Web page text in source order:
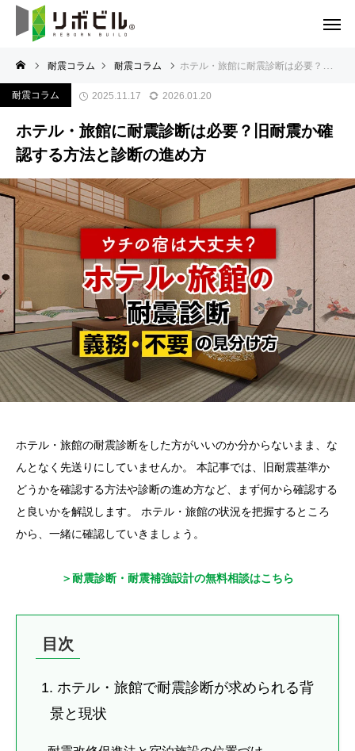
耐震コラム 耐震コラム ホテル・旅館に耐震診断は必要？旧耐震か確認する方法と診断の進め方
耐震コラム 2025.11.17 2026.01.20
ホテル・旅館に耐震診断は必要？旧耐震か確
認する方法と診断の進め方
ホテル・旅館の耐震診断をした方がいいのか分からないまま、な
んとなく先送りにしていませんか。 本記事では、旧耐震基準か
どうかを確認する方法や診断の進め方など、まず何から確認する
と良いかを解説します。 ホテル・旅館の状況を把握するところ
から、一緒に確認していきましょう。
＞耐震診断・耐震補強設計の無料相談はこちら
目次
1. ホテル・旅館で耐震診断が求められる背
景と現状